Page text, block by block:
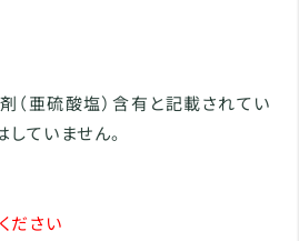
亜硫酸塩）含有と記載されてい
ていません。
ださい